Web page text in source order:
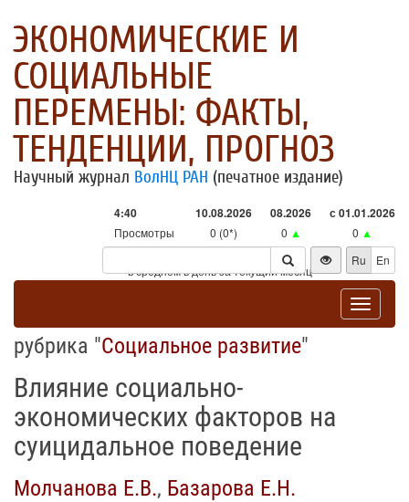
ЭКОНОМИЧЕСКИЕ И
СОЦИАЛЬНЫЕ
ПЕРЕМЕНЫ: ФАКТЫ,
ТЕНДЕНЦИИ, ПРОГНОЗ
Научный журнал ВолНЦ РАН (печатное издание)
4:40 10.08.2026 08.2026 с 01.01.2026
Просмотры 0 (0*) 0 ▲ 0 ▲
Посетители
0 (0*) 0▲ 0▲
* - в среднем в день за текущий месяц
Ru En
Toggle
рубрика "Социальное развитие"
Влияние социально-
экономических факторов на
суицидальное поведение
Молчанова Е.В., Базарова Е.Н.